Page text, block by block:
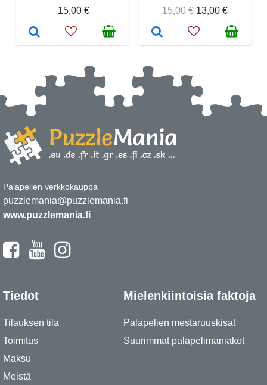
15,00 €
15,00 € 13,00 €
Palapelien verkkokauppa
puzzlemania@puzzlemania.fi
www.puzzlemania.fi
Tiedot
Tilauksen tila
Toimitus
Maksu
Meistä
Mielenkiintoisia faktoja
Palapelien mestaruuskisat
Suurimmat palapelimaniakot